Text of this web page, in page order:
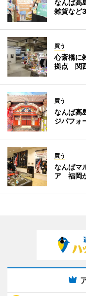
なんば高
雑貨など
買う
心斎橋に
拠点 関
買う
なんば高
ジパフォ
買う
なんばマ
ア 福岡